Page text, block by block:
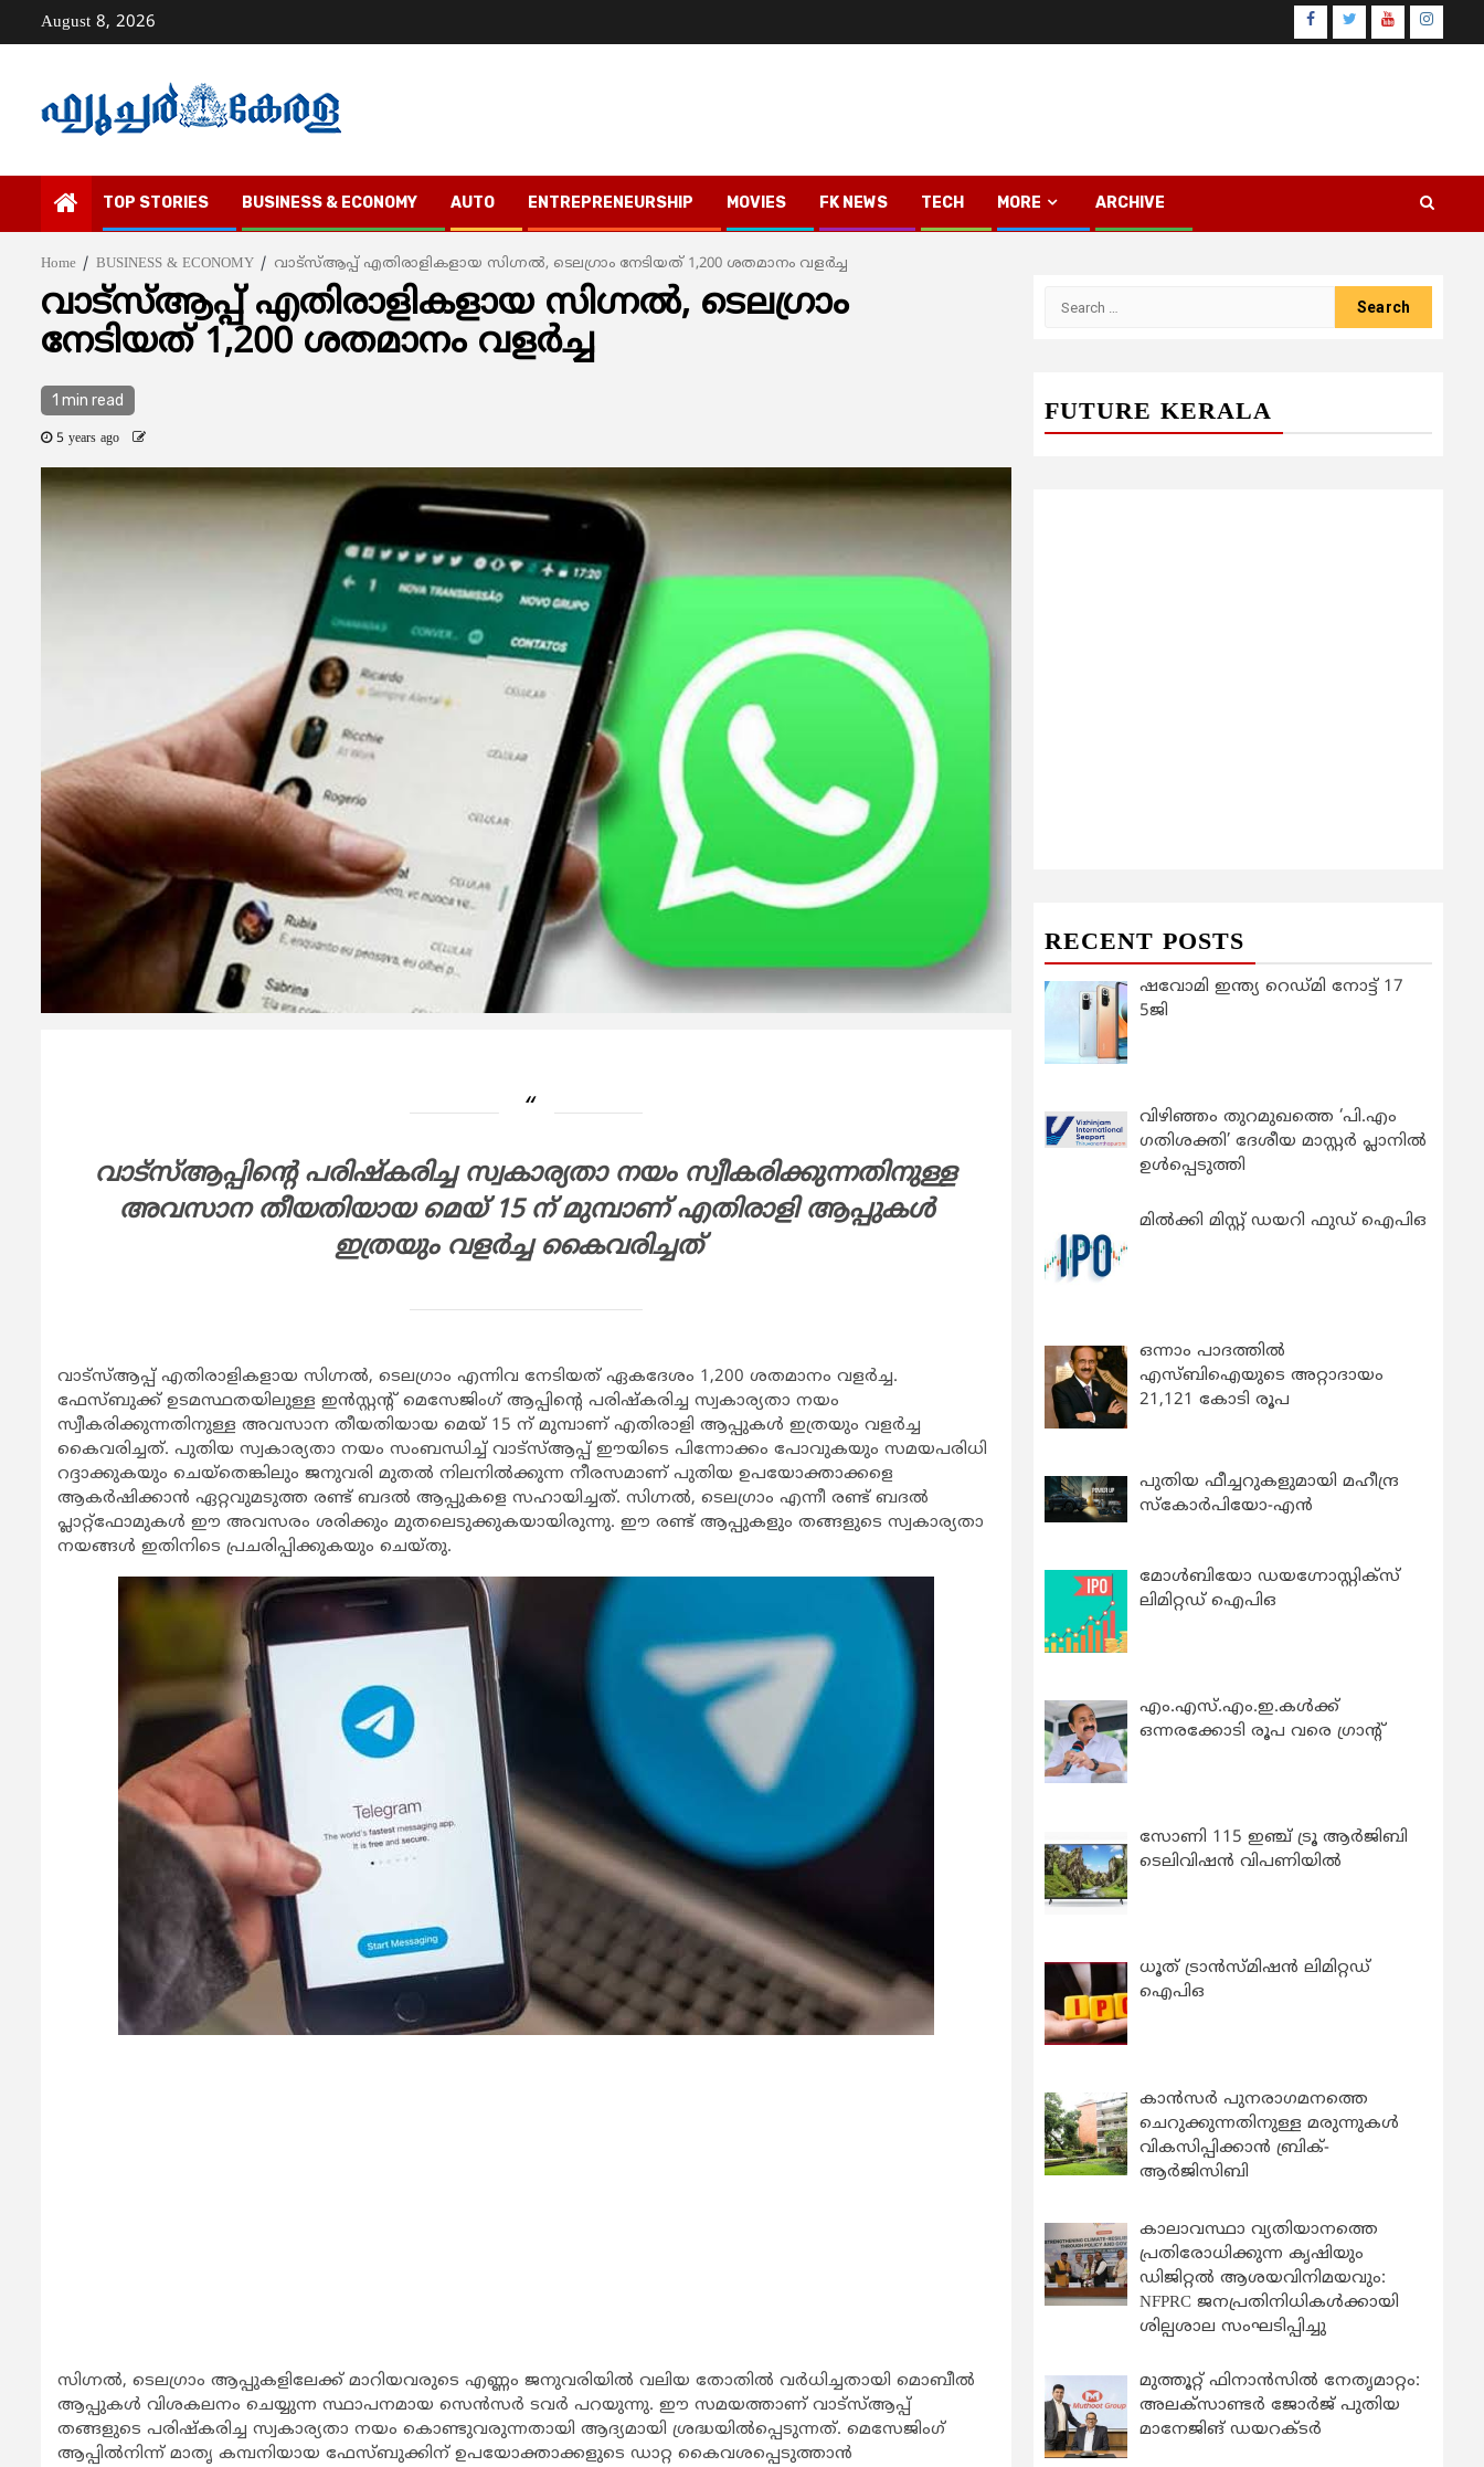
August 8, 2026 Facebook
TwitterYoutube
TOP STORIES BUSINESS & ECONOMY AUTO ENTREPRENEURSHIP MOVIES FK NEWS TECH MORE ARCHIVE
Home BUSINESS & ECONOMY വാട്‌സ്ആപ്പ് എതിരാളികളായ സിഗ്നല്‍, ടെലഗ്രാം നേടിയത് 1,200 ശതമാനം വളര്‍ച്ച
വാട്‌സ്ആപ്പ് എതിരാളികളായ സിഗ്നല്‍, ടെലഗ്രാം
നേടിയത് 1,200 ശതമാനം വളര്‍ച്ച
1 min read
5 years ago
വാട്‌സ്ആപ്പിന്റെ പരിഷ്‌കരിച്ച സ്വകാര്യതാ നയം സ്വീകരിക്കുന്നതിനുള്ള
അവസാന തീയതിയായ മെയ് 15 ന് മുമ്പാണ് എതിരാളി ആപ്പുകള്‍
ഇത്രയും വളര്‍ച്ച കൈവരിച്ചത്
വാട്‌സ്ആപ്പ് എതിരാളികളായ സിഗ്നല്‍, ടെലഗ്രാം എന്നിവ നേടിയത് ഏകദേശം 1,200 ശതമാനം വളര്‍ച്ച.
ഫേസ്ബുക്ക് ഉടമസ്ഥതയിലുള്ള ഇന്‍സ്റ്റന്റ് മെസേജിംഗ് ആപ്പിന്റെ പരിഷ്‌കരിച്ച സ്വകാര്യതാ നയം
സ്വീകരിക്കുന്നതിനുള്ള അവസാന തീയതിയായ മെയ് 15 ന് മുമ്പാണ് എതിരാളി ആപ്പുകള്‍ ഇത്രയും വളര്‍ച്ച
കൈവരിച്ചത്. പുതിയ സ്വകാര്യതാ നയം സംബന്ധിച്ച് വാട്‌സ്ആപ്പ് ഈയിടെ പിന്നോക്കം പോവുകയും സമയപരിധി
റദ്ദാക്കുകയും ചെയ്‌തെങ്കിലും ജനുവരി മുതല്‍ നിലനില്‍ക്കുന്ന നീരസമാണ് പുതിയ ഉപയോക്താക്കളെ
ആകര്‍ഷിക്കാന്‍ ഏറ്റവുമടുത്ത രണ്ട് ബദല്‍ ആപ്പുകളെ സഹായിച്ചത്. സിഗ്നല്‍, ടെലഗ്രാം എന്നീ രണ്ട് ബദല്‍
പ്ലാറ്റ്‌ഫോമുകള്‍ ഈ അവസരം ശരിക്കും മുതലെടുക്കുകയായിരുന്നു. ഈ രണ്ട് ആപ്പുകളും തങ്ങളുടെ സ്വകാര്യതാ
നയങ്ങള്‍ ഇതിനിടെ പ്രചരിപ്പിക്കുകയും ചെയ്തു.
സിഗ്നല്‍, ടെലഗ്രാം ആപ്പുകളിലേക്ക് മാറിയവരുടെ എണ്ണം ജനുവരിയില്‍ വലിയ തോതില്‍ വര്‍ധിച്ചതായി മൊബീല്‍
ആപ്പുകള്‍ വിശകലനം ചെയ്യുന്ന സ്ഥാപനമായ സെന്‍സര്‍ ടവര്‍ പറയുന്നു. ഈ സമയത്താണ് വാട്‌സ്ആപ്പ്
തങ്ങളുടെ പരിഷ്‌കരിച്ച സ്വകാര്യതാ നയം കൊണ്ടുവരുന്നതായി ആദ്യമായി ശ്രദ്ധയില്‍പ്പെടുന്നത്. മെസേജിംഗ്
ആപ്പില്‍നിന്ന് മാതൃ കമ്പനിയായ ഫേസ്ബുക്കിന് ഉപയോക്താക്കളുടെ ഡാറ്റ കൈവശപ്പെടുത്താന്‍
FUTURE KERALA
RECENT POSTS
ഷവോമി ഇന്ത്യ റെഡ്മി നോട്ട് 17
5ജി
വിഴിഞ്ഞം തുറമുഖത്തെ ‘പി.എം
ഗതിശക്തി’ ദേശീയ മാസ്റ്റർ പ്ലാനിൽ
ഉൾപ്പെടുത്തി
മിൽക്കി മിസ്റ്റ് ഡയറി ഫുഡ് ഐപിഒ
ഒന്നാം പാദത്തിൽ
എസ്ബിഐയുടെ അറ്റാദായം
21,121 കോടി രൂപ
പുതിയ ഫീച്ചറുകളുമായി മഹീന്ദ്ര
സ്കോർപിയോ-എൻ
മോൾബിയോ ഡയഗ്നോസ്റ്റിക്സ്
ലിമിറ്റഡ് ഐപിഒ
എം.എസ്.എം.ഇ.കൾക്ക്
ഒന്നരക്കോടി രൂപ വരെ ഗ്രാന്റ്
സോണി 115 ഇഞ്ച് ട്രൂ ആർജിബി
ടെലിവിഷൻ വിപണിയിൽ
ധൂത് ട്രാൻസ്മിഷൻ ലിമിറ്റഡ്
ഐപിഒ
കാന്‍സര്‍ പുനരാഗമനത്തെ
ചെറുക്കുന്നതിനുള്ള മരുന്നുകള്‍
വികസിപ്പിക്കാന്‍ ബ്രിക്-
ആര്‍ജിസിബി
കാലാവസ്ഥാ വ്യതിയാനത്തെ
പ്രതിരോധിക്കുന്ന കൃഷിയും
ഡിജിറ്റൽ ആശയവിനിമയവും:
NFPRC ജനപ്രതിനിധികൾക്കായി
ശില്പശാല സംഘടിപ്പിച്ചു
മുത്തൂറ്റ് ഫിനാൻസിൽ നേതൃമാറ്റം:
അലക്സാണ്ടർ ജോർജ് പുതിയ
മാനേജിങ് ഡയറക്ടർ